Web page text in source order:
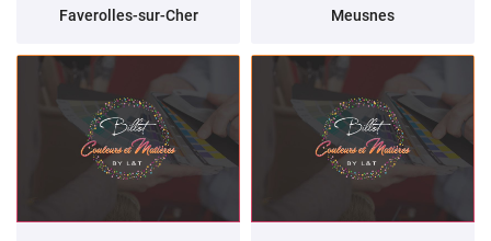
Faverolles-sur-Cher Meusnes